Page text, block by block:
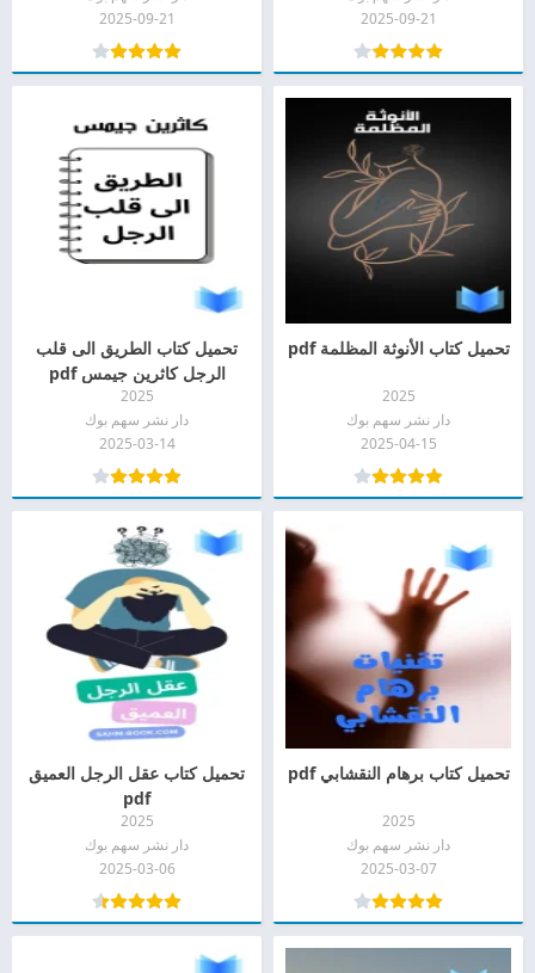
2025-09-21
2025-09-21
تحميل كتاب الأنوثة المظلمة pdf
2025
دار نشر سهم بوك
2025-04-15
تحميل كتاب الطريق الى قلب
الرجل كاثرين جيمس pdf
2025
دار نشر سهم بوك
2025-03-14
تحميل كتاب برهام النقشابي pdf
2025
دار نشر سهم بوك
2025-03-07
تحميل كتاب عقل الرجل العميق
pdf
2025
دار نشر سهم بوك
2025-03-06